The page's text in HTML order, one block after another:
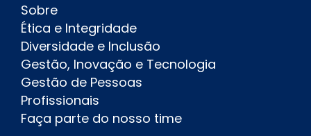
Sobre
Ética e Integridade
Diversidade e Inclusão
Gestão, Inovação e Tecnologia
Gestão de Pessoas
Profissionais
Faça parte do nosso time